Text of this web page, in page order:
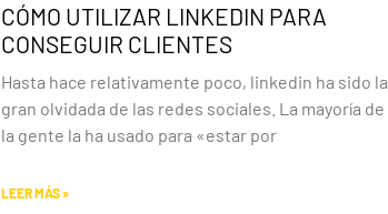
CÓMO UTILIZAR LINKEDIN PARA
CONSEGUIR CLIENTES
Hasta hace relativamente poco, linkedin ha sido la
gran olvidada de las redes sociales. La mayoría de
la gente la ha usado para «estar por
LEER MÁS »